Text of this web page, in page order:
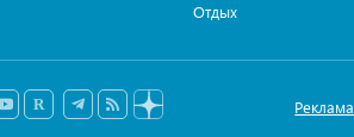
Отдых
Реклама